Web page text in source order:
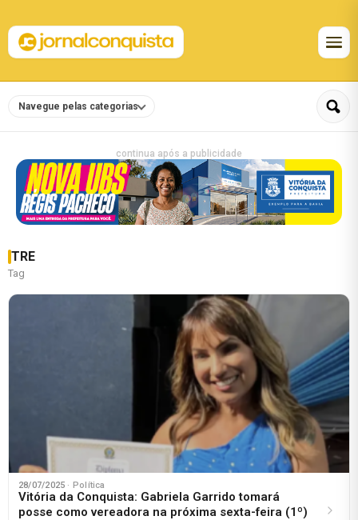
Navegue pelas categorias
continua após a publicidade
TRE
Tag
28/07/2025 · Política
Vitória da Conquista: Gabriela Garrido tomará
posse como vereadora na próxima sexta-feira (1º)